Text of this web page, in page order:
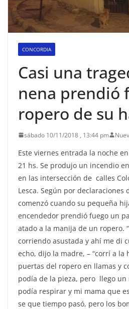
CONCORDIA
Casi una
nena prendió
ropero de su
sábado 10/11/2018 , 13:44 pm
Este viernes entrada la noche
21 hs. Se produjo un incendio
en las intersección de calles
Lesca. Según por declaraciones
comenzó cuando su pequeña
encendedor prendió fuego un
atado a la manija de un ropero.
corriendo asustada y ahí me di
echo, dijo la madre, – “corrí a la
puertas del ropero en llamas y
podía de la pieza, pero llego
podía respirar y mi mama que
se que tiempo pasó, pero los